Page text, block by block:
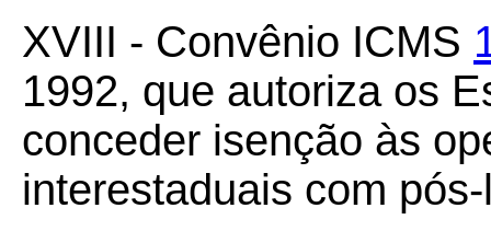
XVIII - Convênio ICMS
1992, que autoriza os
conceder isenção às
interestaduais com